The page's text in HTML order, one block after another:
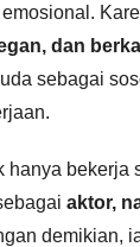
dan
sebagai
hanya bekerja
aktor,
demikian,